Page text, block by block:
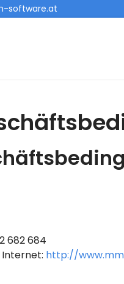
software.at
682 684
Internet: http://